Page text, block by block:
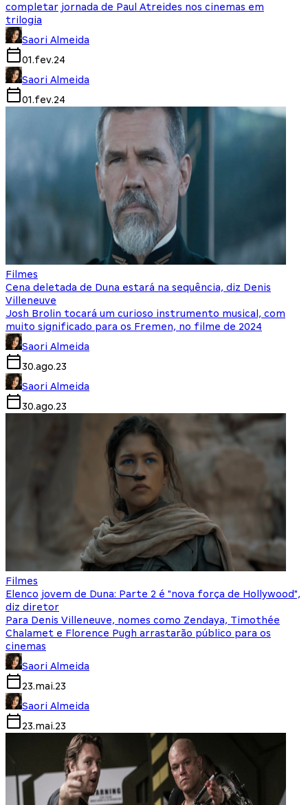
completar jornada de Paul Atreides nos cinemas em
trilogia
Saori Almeida
01.fev.24
Saori Almeida
01.fev.24
Filmes
Cena deletada de Duna estará na sequência, diz Denis
Villeneuve
Josh Brolin tocará um curioso instrumento musical, com
muito significado para os Fremen, no filme de 2024
Saori Almeida
30.ago.23
Saori Almeida
30.ago.23
Filmes
Elenco jovem de Duna: Parte 2 é "nova força de Hollywood",
diz diretor
Para Denis Villeneuve, nomes como Zendaya, Timothée
Chalamet e Florence Pugh arrastarão público para os
cinemas
Saori Almeida
23.mai.23
Saori Almeida
23.mai.23